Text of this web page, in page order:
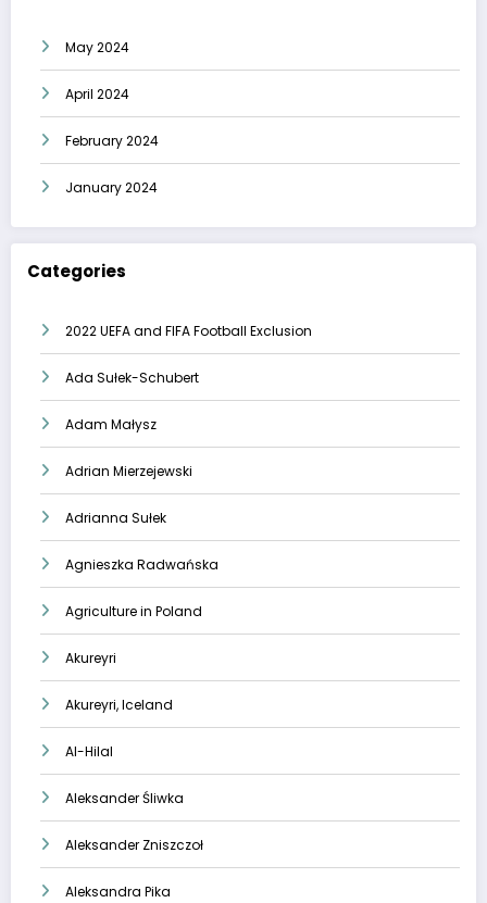
May 2024
April 2024
February 2024
January 2024
Categories
2022 UEFA and FIFA Football Exclusion
Ada Sułek-Schubert
Adam Małysz
Adrian Mierzejewski
Adrianna Sułek
Agnieszka Radwańska
Agriculture in Poland
Akureyri
Akureyri, Iceland
Al-Hilal
Aleksander Śliwka
Aleksander Zniszczoł
Aleksandra Pika